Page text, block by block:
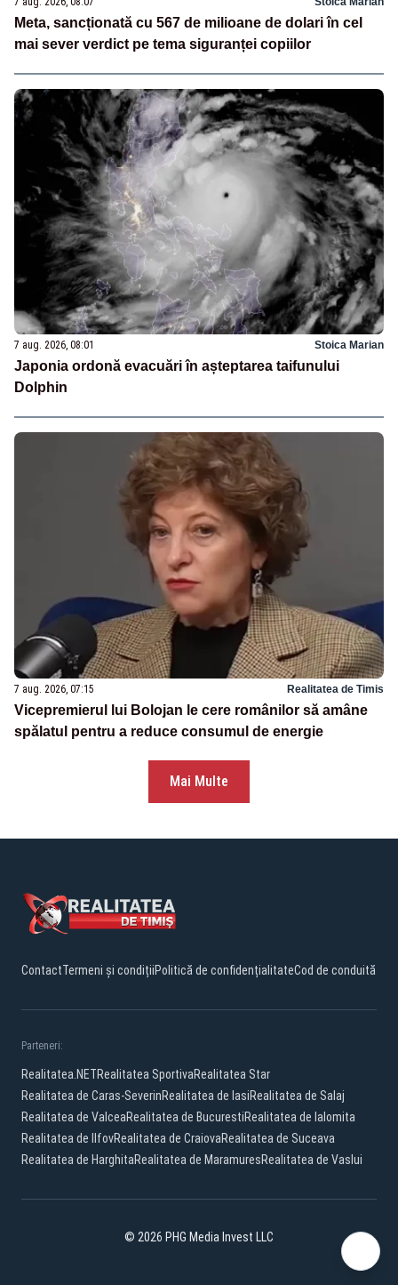
Meta, sancționată cu 567 de milioane de dolari în cel
mai sever verdict pe tema siguranței copiilor
7 aug. 2026, 08:01 Stoica Marian
Japonia ordonă evacuări în așteptarea taifunului
Dolphin
7 aug. 2026, 07:15 Realitatea de Timis
Vicepremierul lui Bolojan le cere românilor să amâne
spălatul pentru a reduce consumul de energie
Mai Multe
ContactTermeni și condițiiPolitică de confidențialitateCod de conduită
Parteneri:
Realitatea.NETRealitatea SportivaRealitatea Star
Realitatea de Caras-SeverinRealitatea de IasiRealitatea de Salaj
Realitatea de ValceaRealitatea de BucurestiRealitatea de Ialomita
Realitatea de IlfovRealitatea de CraiovaRealitatea de Suceava
Realitatea de HarghitaRealitatea de MaramuresRealitatea de Vaslui
© 2026 PHG Media Invest LLC